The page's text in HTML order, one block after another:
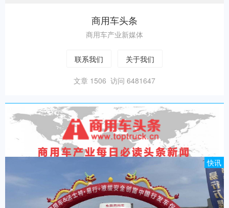
商用车头条
商用车产业新媒体
联系我们 关于我们
文章 1506 访问 6481647
快讯